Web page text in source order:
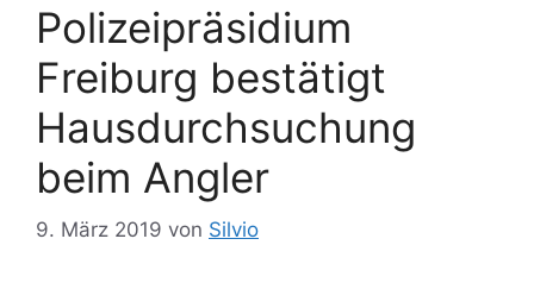
i
e
n
w
t
e
r
Polizeipräsidium
Freiburg bestätigt
Hausdurchsuchung
beim Angler
9. März 2019 von Silvio